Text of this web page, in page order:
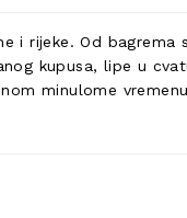
i rijeke. Od
kupusa, lipe u
minulome